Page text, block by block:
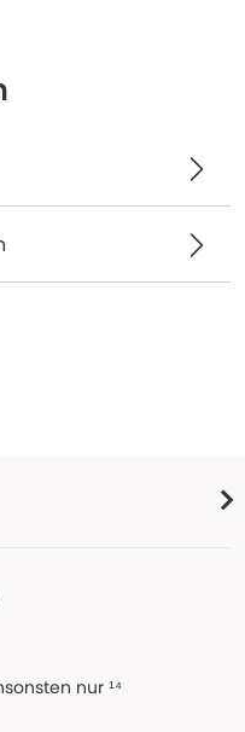
nur ¹⁴